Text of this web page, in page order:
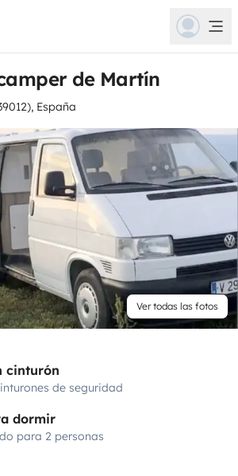
de Martín
España
Ver todas las fotos
cinturón
de seguridad
dormir
para 2 personas